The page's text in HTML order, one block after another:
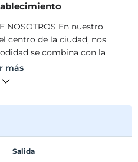
NOSOTROS En nuestro
centro de la ciudad, nos
se combina con la
de alojamiento y
alojamiento espacioso con
era crear un espacio de
Internet inalámbrico y por
de valet.
más
Salida